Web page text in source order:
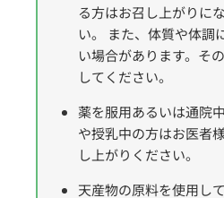
る方はお召し上がりに
い。 また、体質や体調
い場合があります。そ
してください。
薬を服用あるいは通院
や授乳中の方はお医者
し上がりください。
天産物の原料を使用し